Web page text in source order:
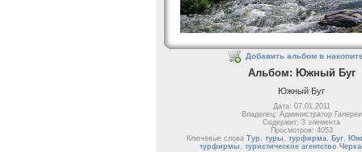
Добавить альбом в
Альбом: Южный Буг
Южный Буг
Дата: 07.01.2011
Владелец: Администратор Галереи
Содержит: 3 элемента
Просмотров: 4053
Ключевые слова Тур , туры , турфирма, Буг,
турфирмы , туристическое агентство